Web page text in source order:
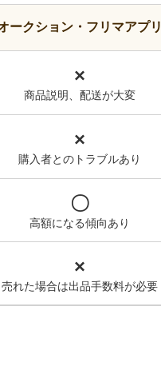
ークション・フリマアプリ
×
商品説明、配送が大変
×
購入者とのトラブルあり
〇
高額になる傾向あり
×
売れた場合は出品手数料が必要